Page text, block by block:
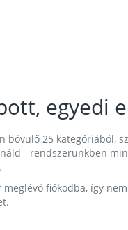
egyedi
bővülő 25 kategóriából,
- rendszerünkben
fiókodba, így